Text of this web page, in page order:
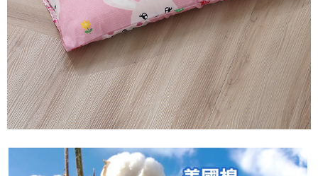
３．未成年的使用者請事先徵得法定代理人或監護人之同意方可使用
「AFTEE先享後付」，若未經同意申辦者引起之損失，本公司不負相關責
任。
４．使用「AFTEE先享後付」時，將依據個別帳號之用戶狀況，依本公司即
時審查核予不同之上限額度；若仍有額度不足之情形，本公司將視審查結果
請求用戶進行身份認證。
５．嚴禁一人註冊多個帳號或使用他人資訊註冊。若發現惡意使用之情形，
恩沛科技股份有限公司將有權停止該用戶之使用額度並採取法律行動。